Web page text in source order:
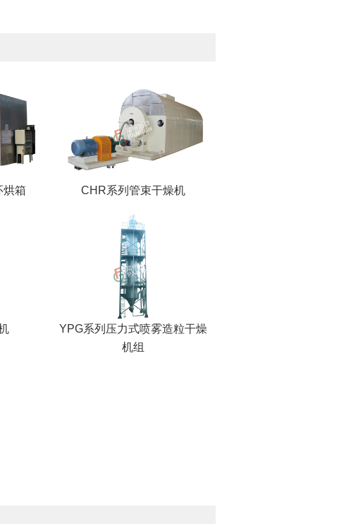
烘箱
CHR系列管束干燥机
YPG系列压力式喷雾造粒干燥
机组